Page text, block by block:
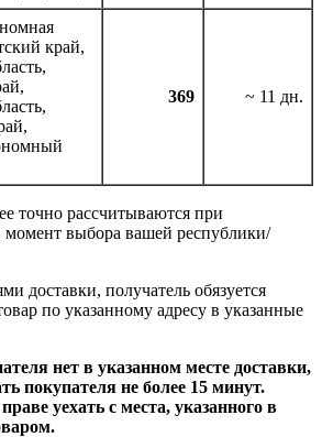
край,
369 ~ 11 дн.
точно рассчитываются при
момент выбора вашей республики/
доставки, получатель обязуется
по указанному адресу в указанные
нет в указанном месте доставки,
покупателя не более 15 минут.
уехать с места, указанного в